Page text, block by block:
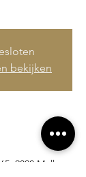
bekijken
9090 Melle,